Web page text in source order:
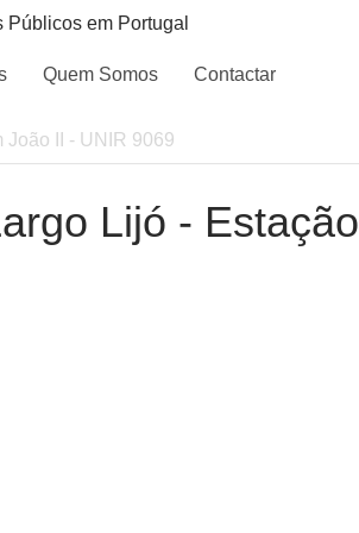
em Portugal
Quem Somos Contactar
João II - UNIR 9069
Lijó - Estação